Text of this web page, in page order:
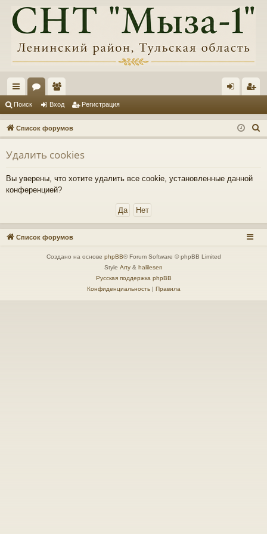
с
ы
лк
и
ум
ы
ол
ьз
ов
ат
ел
и
д ис
тр
ия
Поиск Вход Регистрация
Список форумов
о
Удалить cookies
Вы уверены, что хотите удалить все cookie, установленные данной
конференцией?
Список форумов
Создано на основе phpBB® Forum Software © phpBB Limited
Style Arty & halilesen
Русская поддержка phpBB
Конфиденциальность| Правила